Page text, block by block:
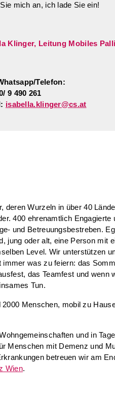
mich an, ich lade Sie ein!
Klinger, Leitung Mobiles
Telefon:
9 490 261
isabella.klinger@cs.at
, deren Wurzeln in über 40
400 ehrenamtlich Engagierte
und Betreuungsbestreben.
jung oder alt, eine Person mit
Level. Wir unterstützen
was zu feiern: das
das Teamfest und wenn
Tun.
2000 Menschen, mobil zu
und in
Menschen mit Demenz und
betreuen wir am
Wien.